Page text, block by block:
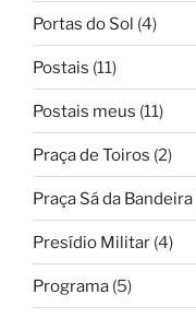
Portas do Sol (4)
Postais (11)
Postais meus (11)
Praça de Toiros (2)
Praça Sá da Bandeira
Presídio Militar (4)
Programa (5)